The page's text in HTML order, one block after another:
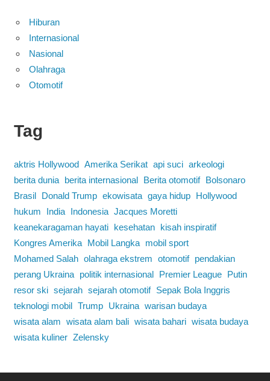
Hiburan
Internasional
Nasional
Olahraga
Otomotif
Tag
aktris Hollywood Amerika Serikat api suci arkeologi
berita dunia
berita internasional Berita otomotif
Bolsonaro
Brasil
Donald Trump ekowisata gaya hidup
Hollywood
hukum
India Indonesia Jacques Moretti
keanekaragaman hayati
kesehatan
kisah inspiratif
Kongres Amerika
Mobil Langka
mobil sport
Mohamed Salah olahraga ekstrem otomotif
pendakian
perang Ukraina
politik internasional Premier League
Putin
resor ski sejarah sejarah otomotif
Sepak Bola Inggris
teknologi mobil Trump Ukraina warisan budaya
wisata alam wisata alam bali wisata bahari wisata budaya
wisata kuliner Zelensky